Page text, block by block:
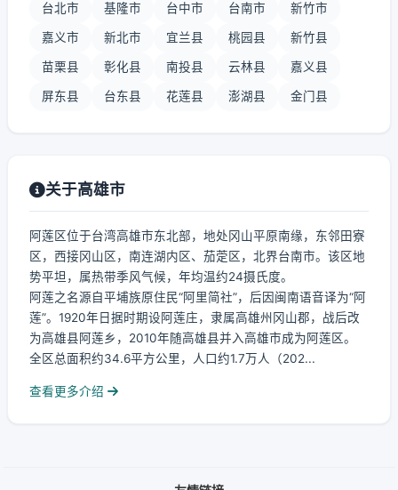
台北市 基隆市 台中市 台南市 新竹市
嘉义市 新北市 宜兰县 桃园县 新竹县
苗栗县 彰化县 南投县 云林县 嘉义县
屏东县 台东县 花莲县 澎湖县 金门县
关于高雄市
阿莲区位于台湾高雄市东北部，地处冈山平原南缘，东邻田寮
区，西接冈山区，南连湖内区、茄萣区，北界台南市。该区地
势平坦，属热带季风气候，年均温约24摄氏度。
阿莲之名源自平埔族原住民“阿里简社”，后因闽南语音译为“阿
莲”。1920年日据时期设阿莲庄，隶属高雄州冈山郡，战后改
为高雄县阿莲乡，2010年随高雄县并入高雄市成为阿莲区。
全区总面积约34.6平方公里，人口约1.7万人（202...
查看更多介绍